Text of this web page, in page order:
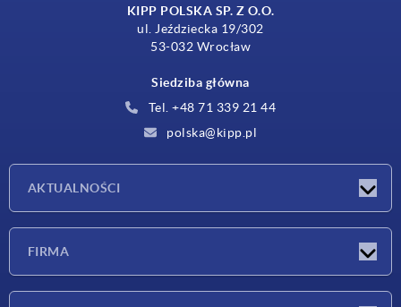
KIPP POLSKA SP. Z O.O.
ul. Jeździecka 19/302
53-032 Wrocław
Siedziba główna
Tel. +48 71 339 21 44
polska@kipp.pl
AKTUALNOŚCI
FIRMA